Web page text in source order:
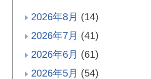
2026年8月 (14)
2026年7月 (41)
2026年6月 (61)
2026年5月 (54)